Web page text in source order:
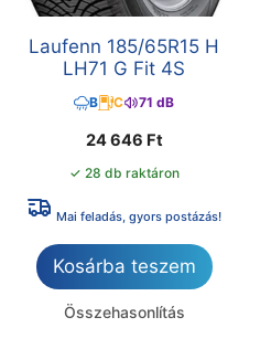
Laufenn 185/65R15 H
LH71 G Fit 4S
B C 71 dB
24 646 Ft
✓ 28 db raktáron
Mai feladás, gyors postázás!
Kosárba teszem
Összehasonlítás